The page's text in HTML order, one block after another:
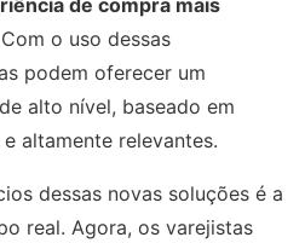
o uso dessas
podem oferecer um
alto nível, baseado em
altamente relevantes.
dessas novas soluções é a
real. Agora, os varejistas